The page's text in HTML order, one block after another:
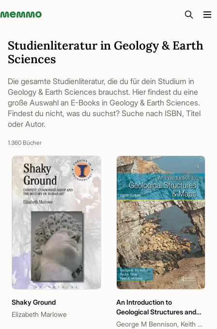
Memmo - AI-verktyg och digital kurslitteratur
Studienliteratur in Geology & Earth
Sciences
Die gesamte Studienliteratur, die du für dein Studium in
Geology & Earth Sciences brauchst. Hier findest du eine
große Auswahl an E-Books in Geology & Earth Sciences.
Findest du nicht, was du suchst? Suche nach ISBN, Titel
oder Autor.
1.360 Bücher
Shaky Ground
Elizabeth Marlowe
An Introduction to
Geological Structures and
Maps
George M Bennison, Keith A Moseley, Paul A Olver